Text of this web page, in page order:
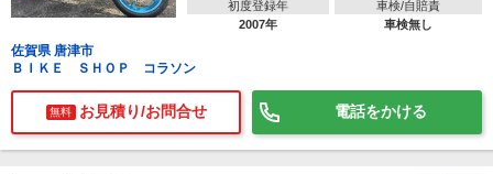
初度登録年
2007年
車検/自賠責
車検無し
佐賀県 唐津市
ＢＩＫＥ ＳＨＯＰ コラソン
無料 お見積り/お問合せ 電話をかける